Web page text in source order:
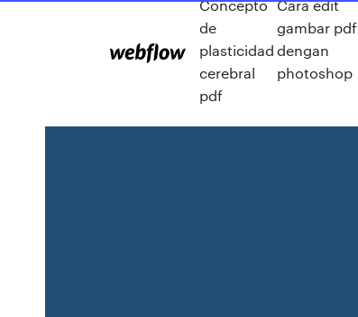
Concepto
de
plasticidad
cerebral
pdf
Cara edit
gambar pdf
dengan
photoshop